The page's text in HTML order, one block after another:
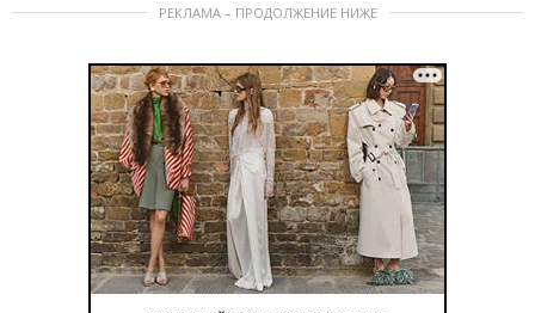
РЕКЛАМА – ПРОДОЛЖЕНИЕ НИЖЕ